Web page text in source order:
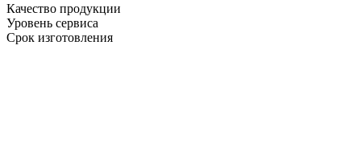
Качество продукции
Уровень сервиса
Срок изготовления